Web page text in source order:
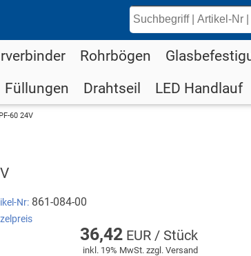
Rohrbögen
Füllungen Drahtseil LED Handlauf
60 24V
Nr: 861-084-00
36,42 EUR / Stück
inkl. 19% MwSt. zzgl. Versand